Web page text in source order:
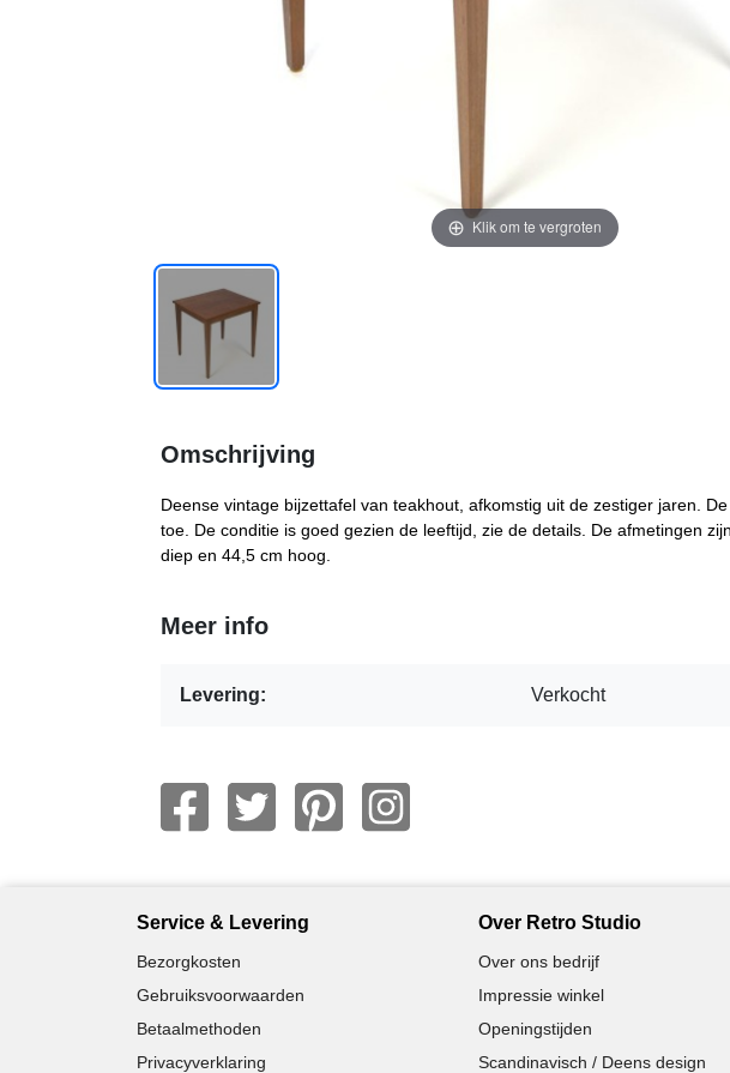
Klik om te vergroten
Omschrijving
Deense vintage bijzettafel van teakhout, afkomstig uit de zestiger jaren.
toe. De conditie is goed gezien de leeftijd, zie de details. De afmetingen
diep en 44,5 cm hoog.
Meer info
Levering: Verkocht
Service & Levering
Bezorgkosten
Gebruiksvoorwaarden
Betaalmethoden
Privacyverklaring
Over Retro Studio
Over ons bedrijf
Impressie winkel
Openingstijden
Scandinavisch / Deens design